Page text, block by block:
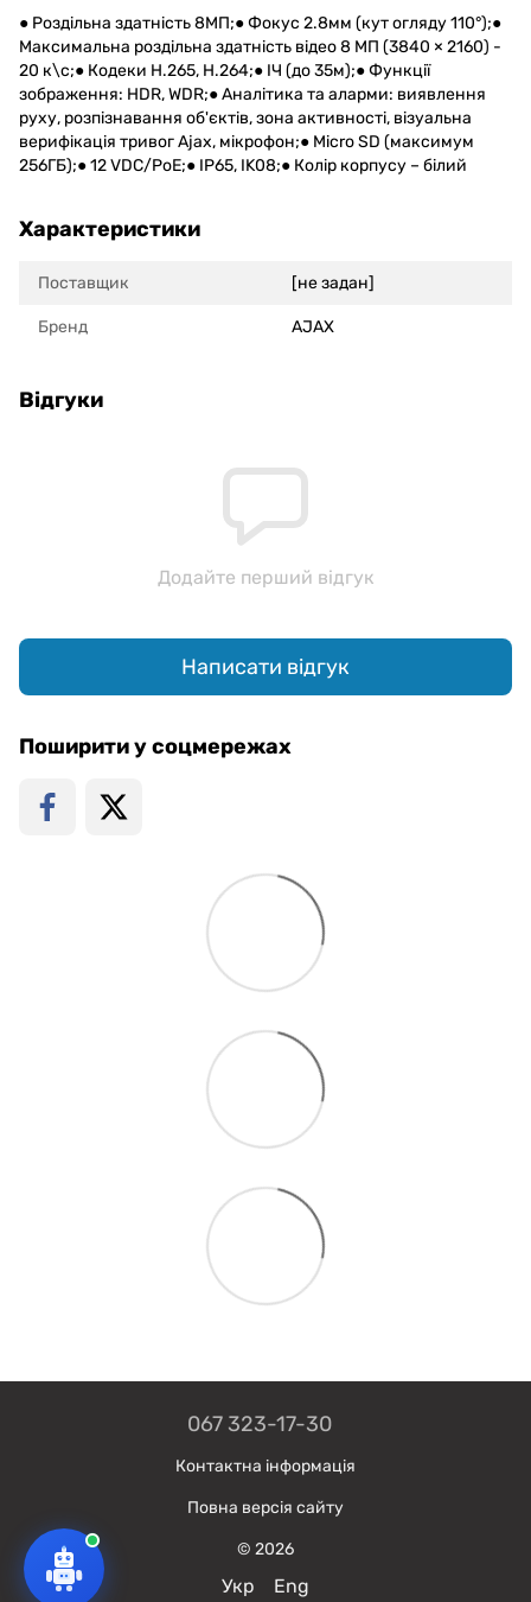
● Роздільна здатність 8МП;● Фокус 2.8мм (кут огляду 110°);●
Максимальна роздільна здатність відео 8 МП (3840 × 2160) -
20 к\с;● Кодеки H.265, H.264;● ІЧ (до 35м);● Функції
зображення: HDR, WDR;● Аналітика та аларми: виявлення
руху, розпізнавання об'єктів, зона активності, візуальна
верифікація тривог Ajax, мікрофон;● Micro SD (максимум
256ГБ);● 12 VDC/PoE;● IP65, IK08;● Колір корпусу – білий
Характеристики
Поставщик [не задан]
Бренд AJAX
Відгуки
Додайте перший відгук
Написати відгук
Поширити у соцмережах
067 323-17-30
Контактна інформація
Повна версія сайту
© 2026
Укр Eng